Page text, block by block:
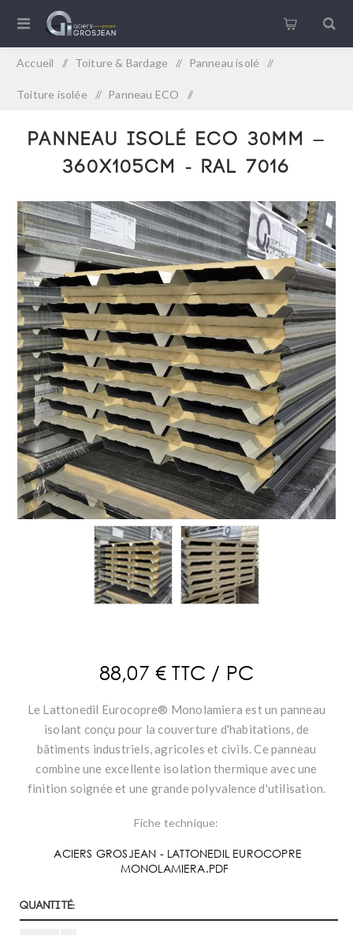
Accueil / Toiture & Bardage / Panneau isolé /
Toiture isolée / Panneau ECO /
Panneau isolé ECO 30mm – 360x105cm - RAL 7016
Panneau isolé ECO 30mm –
360x105cm - RAL 7016
88,07 € TTC / PC
Le Lattonedil Eurocopre® Monolamiera est un panneau
isolant conçu pour la couverture d'habitations, de
bâtiments industriels, agricoles et civils. Ce panneau
combine une excellente isolation thermique avec une
finition soignée et une grande polyvalence d'utilisation.
Fiche technique:
ACIERS GROSJEAN - LATTONEDIL EUROCOPRE
MONOLAMIERA.PDF
Quantité: